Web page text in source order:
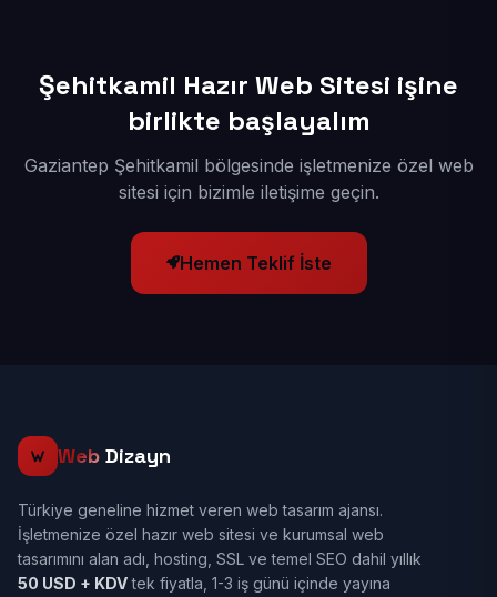
Şehitkamil Hazır Web Sitesi işine
birlikte başlayalım
Gaziantep Şehitkamil bölgesinde işletmenize özel web
sitesi için bizimle iletişime geçin.
Hemen Teklif İste
Web Dizayn
Türkiye geneline hizmet veren web tasarım ajansı.
İşletmenize özel hazır web sitesi ve kurumsal web
tasarımını alan adı, hosting, SSL ve temel SEO dahil yıllık
50 USD + KDVtek fiyatla, 1-3 iş günü içinde yayına